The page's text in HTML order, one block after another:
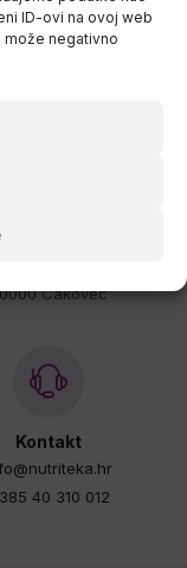
ID-ovi na ovoj web
može negativno
d.o.o.
Čakovec
Kontakt
40 310 012